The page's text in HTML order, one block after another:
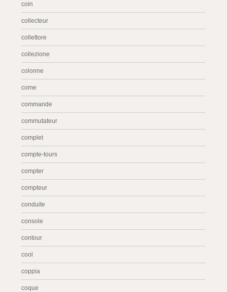
coin
collecteur
collettore
collezione
colonne
come
commande
commutateur
complet
compte-tours
compter
compteur
conduite
console
contour
cool
coppia
coque